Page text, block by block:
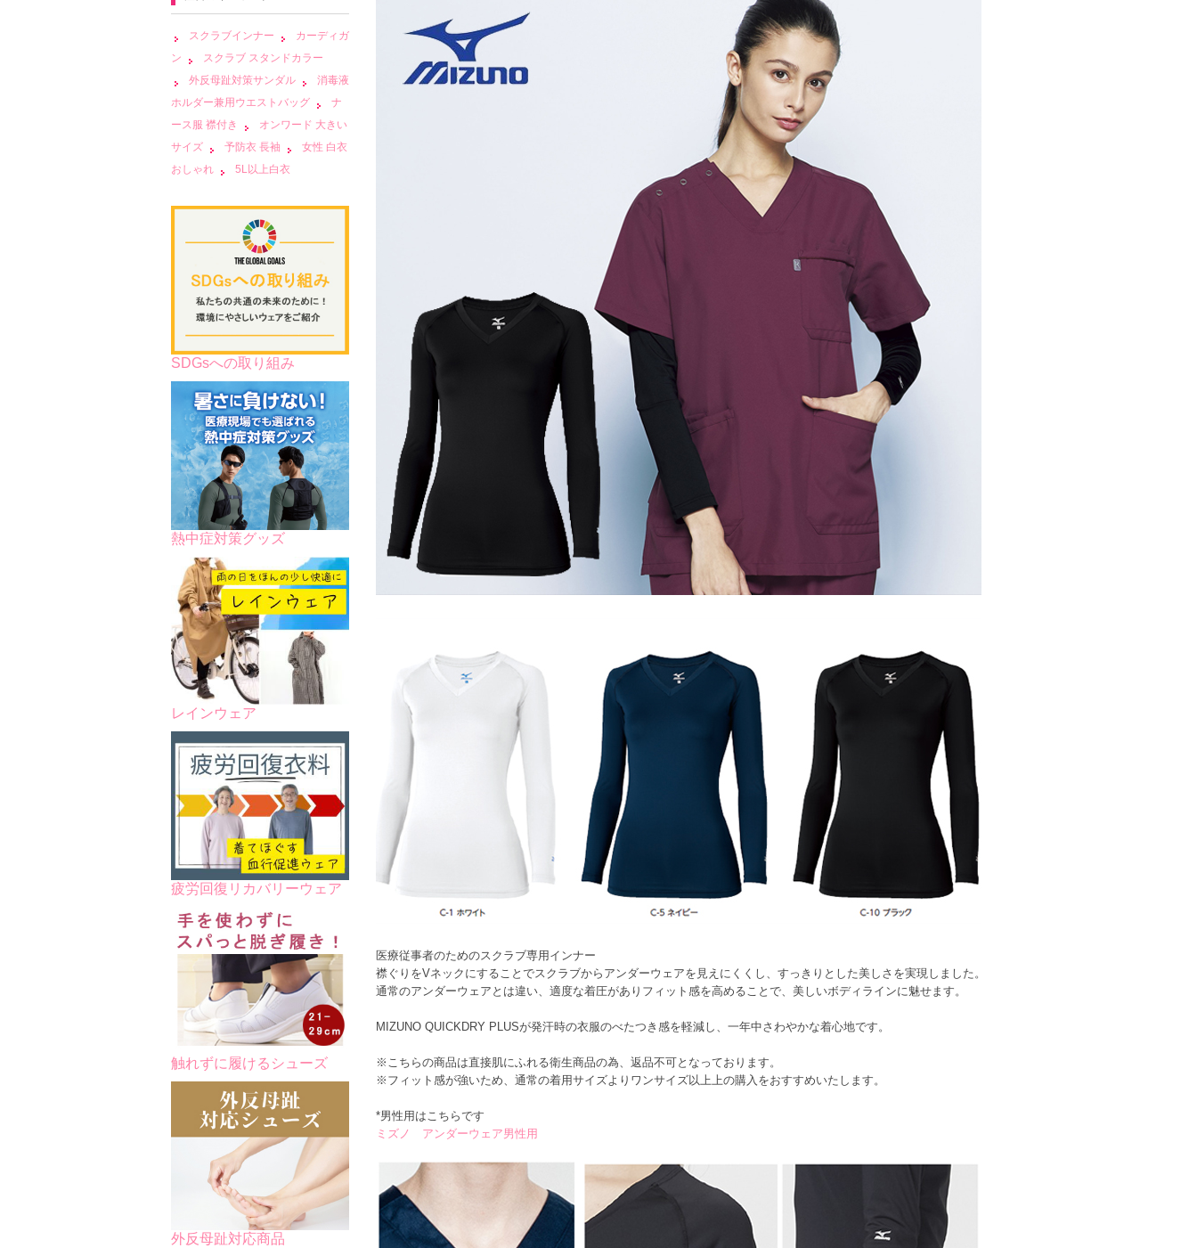
医療従事者のためのスクラブ専用インナー
襟ぐりをVネックにすることでスクラブからアンダーウェアを見えにくくし、すっきりとした美しさを実現しました。
通常のアンダーウェアとは違い、適度な着圧がありフィット感を高めることで、美しいボディラインに魅せます。
MIZUNO QUICKDRY PLUSが発汗時の衣服のべたつき感を軽減し、一年中さわやかな着心地です。
※こちらの商品は直接肌にふれる衛生商品の為、返品不可となっております。
※フィット感が強いため、通常の着用サイズよりワンサイズ以上上の購入をおすすめいたします。
*男性用はこちらです
ミズノ アンダーウェア男性用
スクラブインナー
カーディガ
ン
スクラブ スタンドカラー
外反母趾対策サンダル
消毒液
ホルダー兼用ウエストバッグ
ナ
ース服 襟付き
オンワード 大きい
サイズ
予防衣 長袖
女性 白衣
おしゃれ
5L以上白衣
SDGsへの取り組み
熱中症対策グッズ
レインウェア
疲労回復リカバリーウェア
触れずに履けるシューズ
外反母趾対応商品